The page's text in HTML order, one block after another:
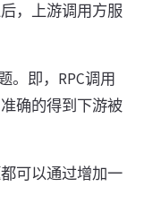
，上游调用方服
。即，RPC调用
确的得到下游被
可以通过增加一